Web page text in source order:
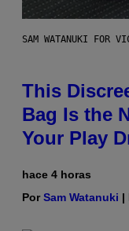
SAM WATANUKI FOR
This
Bag Is the
Your Play
hace 4 horas
PorSam Watanuki |